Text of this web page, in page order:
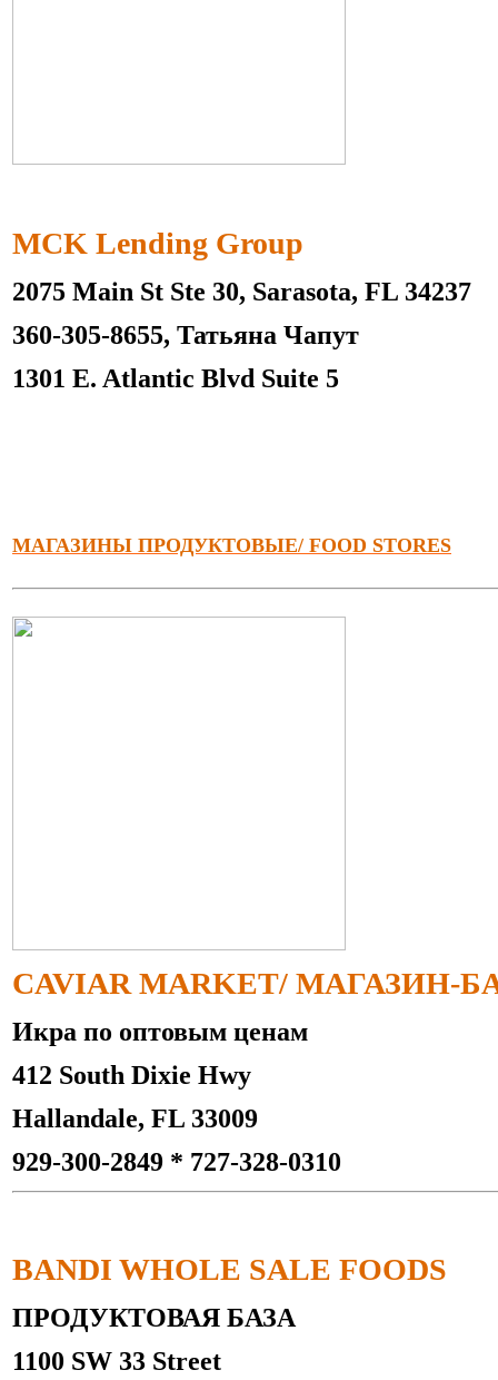
MCK Lending Group
2075 Main St Ste 30, Sarasota, FL 34237
360-305-8655, Татьяна Чапут
1301 E. Atlantic Blvd Suite 5
МАГАЗИНЫ ПРОДУКТОВЫЕ/ FOOD STORES
CAVIAR MARKET/ МАГАЗИН-
Икра по оптовым ценам
412 South Dixie Hwy
Hallandale, FL 33009
929-300-2849 * 727-328-0310
BANDI WHOLE SALE FOODS
ПРОДУКТОВАЯ БАЗА
1100 SW 33 Street